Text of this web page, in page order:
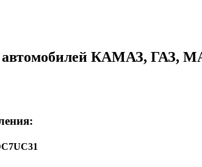
автомобилей КАМАЗ, ГАЗ,